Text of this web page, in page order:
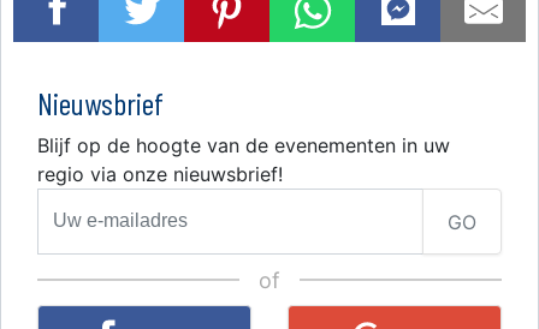
Nieuwsbrief
Blijf op de hoogte van de evenementen in uw
regio via onze nieuwsbrief!
GO
of